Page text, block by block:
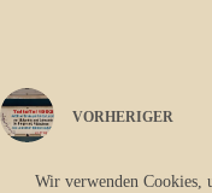
Wir verwenden Cookies,
VORHERIGER